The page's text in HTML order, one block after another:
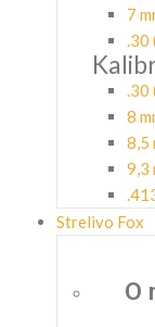
7
.30
.30
8
8,5
9,3
Strelivo Fox
O